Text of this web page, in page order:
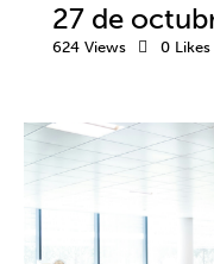
27 de
624 Views 0 Likes